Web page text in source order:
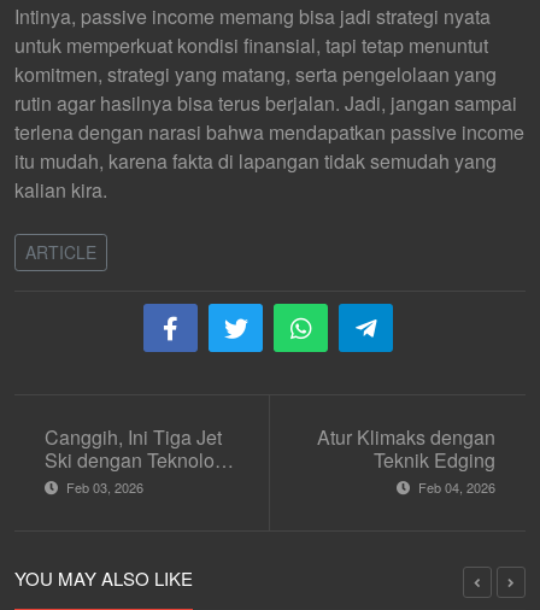
Intinya, passive income memang bisa jadi strategi nyata
untuk memperkuat kondisi finansial, tapi tetap menuntut
komitmen, strategi yang matang, serta pengelolaan yang
rutin agar hasilnya bisa terus berjalan. Jadi, jangan sampai
terlena dengan narasi bahwa mendapatkan passive income
itu mudah, karena fakta di lapangan tidak semudah yang
kalian kira.
ARTICLE
Canggih, Ini Tiga Jet
Ski dengan Teknologi
Mutakhir
Feb 03, 2026
Atur Klimaks dengan
Teknik Edging
Feb 04, 2026
YOU MAY ALSO LIKE